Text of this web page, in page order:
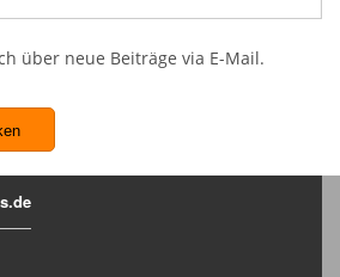
über neue Beiträge via E-Mail.